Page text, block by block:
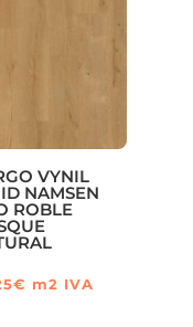
VYNIL
NAMSEN
ROBLE
€ m2 IVA